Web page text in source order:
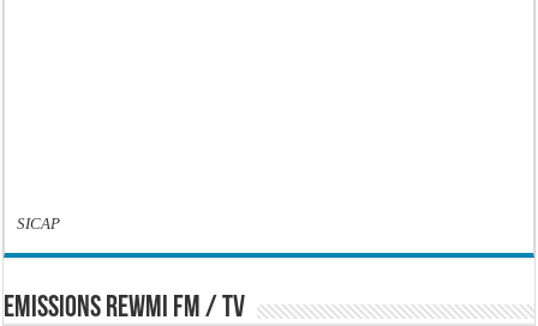
SICAP
EMISSIONS REWMI FM / TV